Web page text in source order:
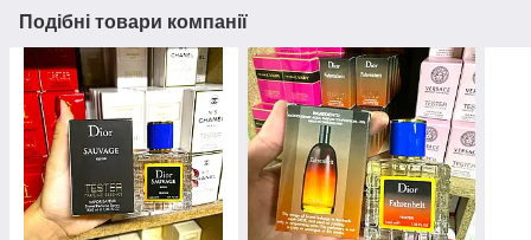
Подібні товари компанії